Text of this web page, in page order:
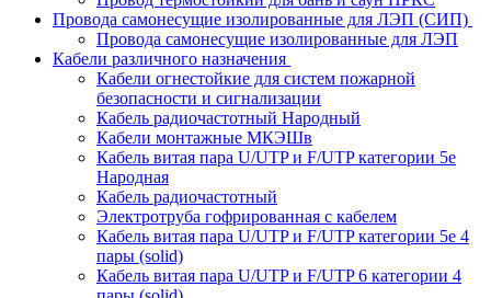
Провода самонесущие изолированные для ЛЭП (СИП)
Провода самонесущие изолированные для ЛЭП
Кабели различного назначения
Кабели огнестойкие для систем пожарной
безопасности и сигнализации
Кабель радиочастотный Народный
Кабели монтажные МКЭШв
Кабель витая пара U/UTP и F/UTP категории 5е
Народная
Кабель радиочастотный
Электротруба гофрированная с кабелем
Кабель витая пара U/UTP и F/UTP категории 5e 4
пары (solid)
Кабель витая пара U/UTP и F/UTP 6 категории 4